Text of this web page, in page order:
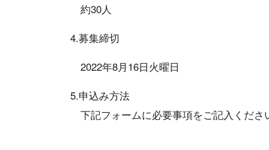
約30人
4.募集締切
2022年8月16日火曜日
5.申込み方法
下記フォームに必要事項をご記入くださ